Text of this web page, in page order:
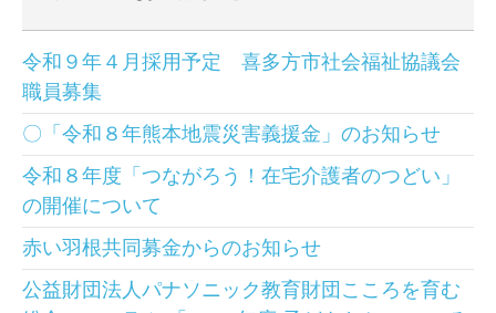
令和９年４月採用予定 喜多方市社会福祉協議会
職員募集
〇「令和８年熊本地震災害義援金」のお知らせ
令和８年度「つながろう！在宅介護者のつどい」
の開催について
赤い羽根共同募金からのお知らせ
公益財団法人パナソニック教育財団こころを育む